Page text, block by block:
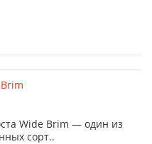
Wide Brim — один из
сорт..